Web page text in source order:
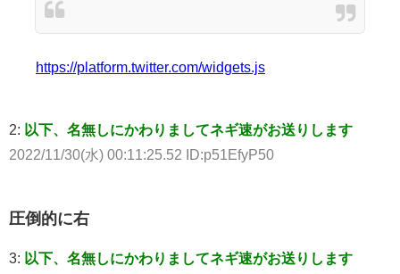
https://platform.twitter.com/widgets.js
2: 以下、名無しにかわりましてネギ速がお送りします
2022/11/30(水) 00:11:25.52 ID:p51EfyP50
圧倒的に右
3: 以下、名無しにかわりましてネギ速がお送りします